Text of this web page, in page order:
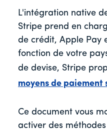
L'intégration native
Stripe prend en
de crédit, Apple Pay
fonction de votre
de devise, Stripe
moyens de
Ce document vous
activer des